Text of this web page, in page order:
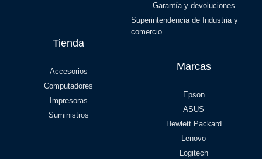
Garantía y devoluciones
Superintendencia de Industria y
comercio
Tienda
Accesorios
Computadores
Impresoras
Suministros
Marcas
Epson
ASUS
Hewlett Packard
Lenovo
Logitech